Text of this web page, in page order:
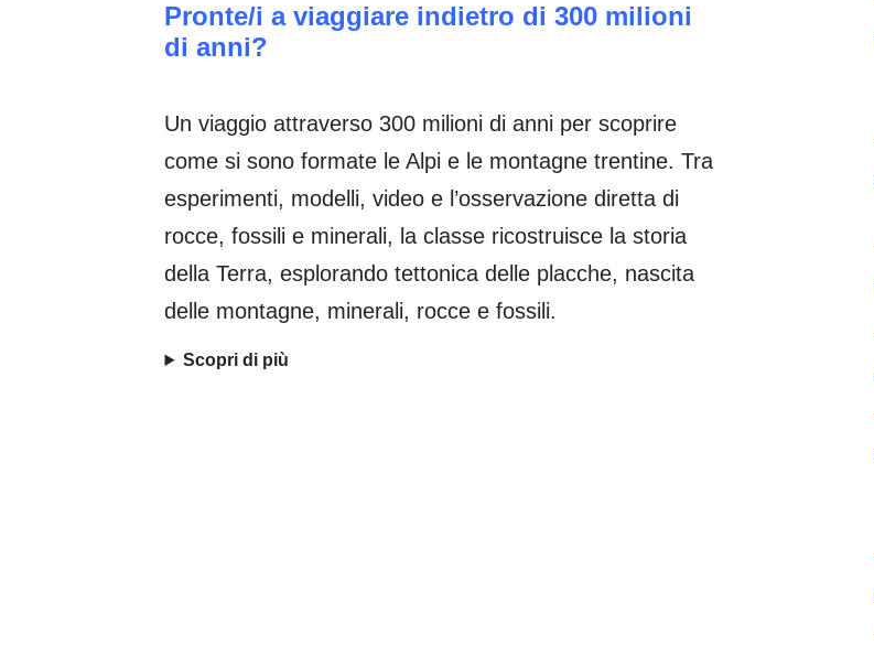
Pronte/i a viaggiare indietro di 300 milioni
di anni?
Un viaggio attraverso 300 milioni di anni per scoprire
come si sono formate le Alpi e le montagne trentine. Tra
esperimenti, modelli, video e l’osservazione diretta di
rocce, fossili e minerali, la classe ricostruisce la storia
della Terra, esplorando tettonica delle placche, nascita
delle montagne, minerali, rocce e fossili.
Scopri di più